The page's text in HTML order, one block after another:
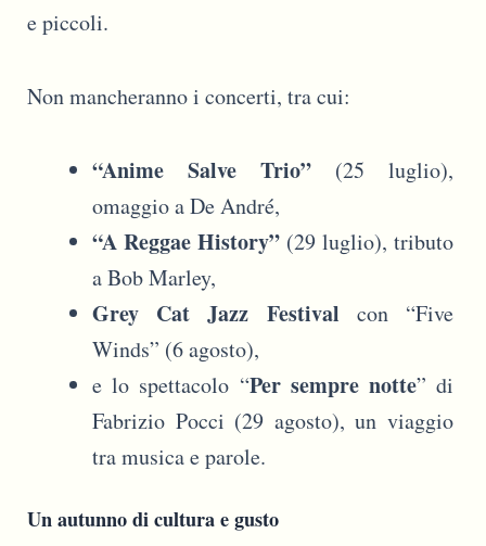
e piccoli.
Non mancheranno i concerti, tra cui:
“Anime Salve Trio” (25 luglio),
omaggio a De André,
“A Reggae History” (29 luglio), tributo
a Bob Marley,
Grey Cat Jazz Festival con “Five
Winds” (6 agosto),
e lo spettacolo “Per sempre notte” di
Fabrizio Pocci (29 agosto), un viaggio
tra musica e parole.
Un autunno di cultura e gusto